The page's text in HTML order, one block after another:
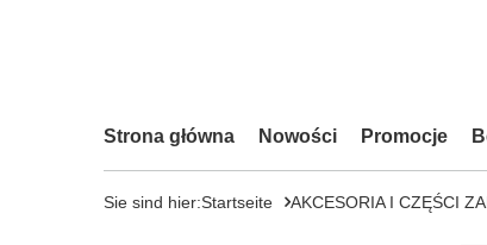
Strona główna Nowości Promocje
Sie sind hier:Startseite AKCESORIA I CZĘŚCI